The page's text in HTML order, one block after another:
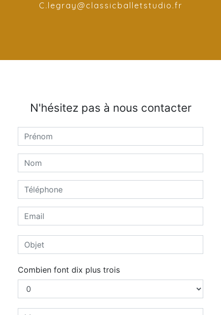
c.legray@classicballetstudio.fr
N'hésitez pas à nous contacter
Combien font dix plus trois